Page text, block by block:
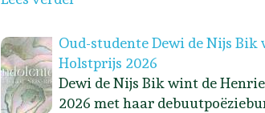
Oud-studente Dewi de Nijs
Holstprijs 2026
Dewi de Nijs Bik wint de
2026 met haar